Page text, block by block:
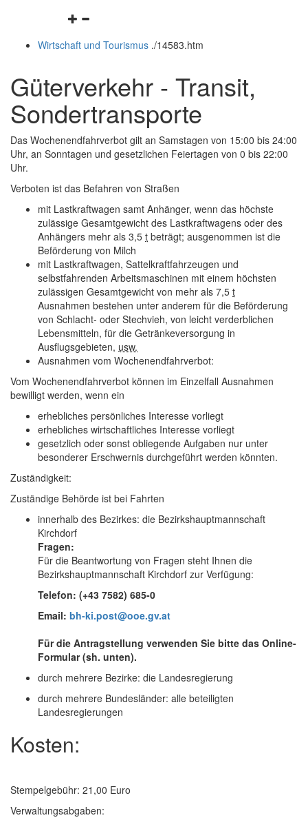
Navigationsmenü
und
Wirtschaft und Tourismus ./14583.htm
Güterverkehr - Transit,
Sondertransporte
Das Wochenendfahrverbot gilt an Samstagen von 15:00 bis 24:00
Uhr, an Sonntagen und gesetzlichen Feiertagen von 0 bis 22:00
Uhr.
Verboten ist das Befahren von Straßen
mit Lastkraftwagen samt Anhänger, wenn das höchste
zulässige Gesamtgewicht des Lastkraftwagens oder des
Anhängers mehr als 3,5 t beträgt; ausgenommen ist die
Beförderung von Milch
mit Lastkraftwagen, Sattelkraftfahrzeugen und
selbstfahrenden Arbeitsmaschinen mit einem höchsten
zulässigen Gesamtgewicht von mehr als 7,5 t
Ausnahmen bestehen unter anderem für die Beförderung
von Schlacht- oder Stechvieh, von leicht verderblichen
Lebensmitteln, für die Getränkeversorgung in
Ausflugsgebieten, usw.
Ausnahmen vom Wochenendfahrverbot:
Vom Wochenendfahrverbot können im Einzelfall Ausnahmen
bewilligt werden, wenn ein
erhebliches persönliches Interesse vorliegt
erhebliches wirtschaftliches Interesse vorliegt
gesetzlich oder sonst obliegende Aufgaben nur unter
besonderer Erschwernis durchgeführt werden könnten.
Zuständigkeit:
Zuständige Behörde ist bei Fahrten
innerhalb des Bezirkes: die Bezirkshauptmannschaft
Kirchdorf
Fragen:
Für die Beantwortung von Fragen steht Ihnen die
Bezirkshauptmannschaft Kirchdorf zur Verfügung:
Telefon: (+43 7582) 685-0
Email: bh-ki.post@ooe.gv.at
Für die Antragstellung verwenden Sie bitte das Online-
Formular (sh. unten).
durch mehrere Bezirke: die Landesregierung
durch mehrere Bundesländer: alle beteiligten
Landesregierungen
Kosten:
Stempelgebühr: 21,00 Euro
Verwaltungsabgaben: